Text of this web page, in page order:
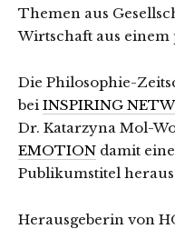
Themen aus
Wirtschaft aus
Die Philosophie-
bei INSPIRING
Dr. Katarzyna Mol-
EMOTION damit
Publikumstitel
Herausgeberin von